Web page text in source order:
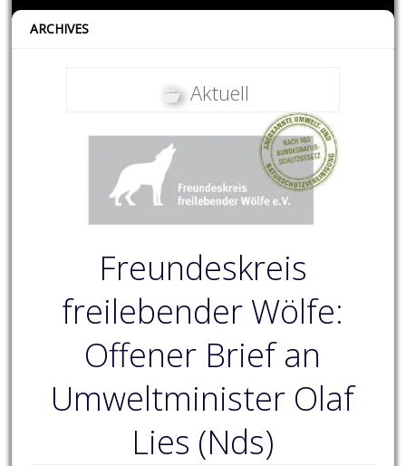
ARCHIVES
Aktuell
Freundeskreis
freilebender Wölfe:
Offener Brief an
Umweltminister Olaf
Lies (Nds)